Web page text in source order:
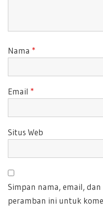
Nama *
Email *
Situs Web
Simpan nama, email, dan
peramban ini untuk